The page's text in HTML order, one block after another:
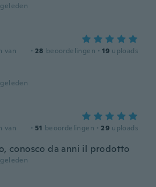
van
· 28 beoordelingen · 19 uploads
van
· 51 beoordelingen · 29 uploads
conosco da anni il prodotto